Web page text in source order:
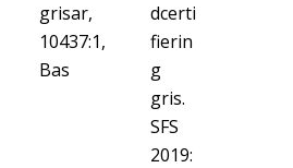
grisar,
10437:1,
Bas
dcerti
fierin
g
gris.
SFS
2019: